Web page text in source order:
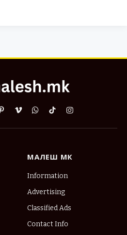
PinterestVimeoWhatsApp
TikTokInstagram
МАЛЕШ МК
Information
Advertising
Classified Ads
Contact Info